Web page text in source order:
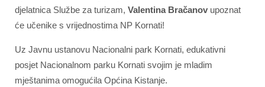
djelatnica Službe za turizam, Valentina Bračanov upoznat
će učenike s vrijednostima NP Kornati!
Uz Javnu ustanovu Nacionalni park Kornati, edukativni
posjet Nacionalnom parku Kornati svojim je mladim
mještanima omogućila Općina Kistanje.